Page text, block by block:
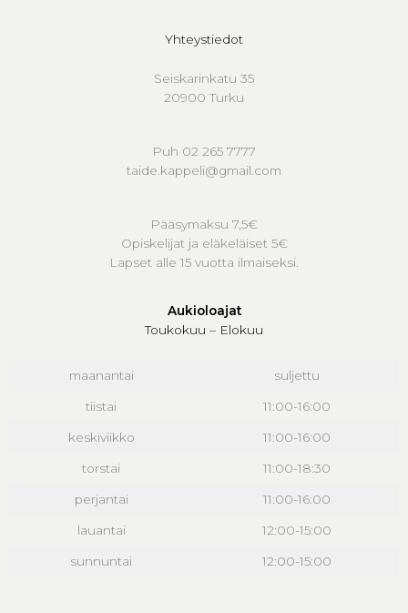
Yhteystiedot
Seiskarinkatu 35
20900 Turku
Puh 02 265 7777
taide.kappeli@gmail.com
Pääsymaksu 7,5€
Opiskelijat ja eläkeläiset 5€
Lapset alle 15 vuotta ilmaiseksi.
Aukioloajat
Toukokuu – Elokuu
maanantai suljettu
tiistai 11:00-16:00
keskiviikko 11:00-16:00
torstai 11:00-18:30
perjantai 11:00-16:00
lauantai 12:00-15:00
sunnuntai 12:00-15:00